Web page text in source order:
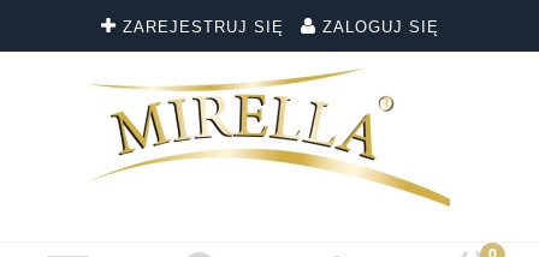
ZAREJESTRUJ SIĘ ZALOGUJ SIĘ